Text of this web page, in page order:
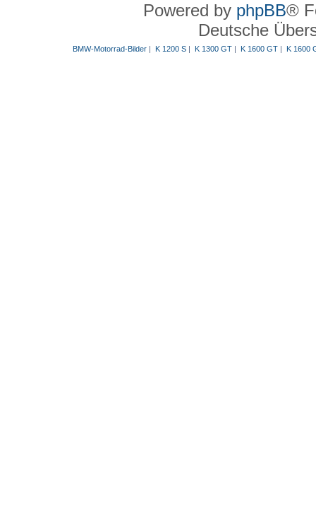
Powered by phpBB®
Deutsche
BMW-Motorrad-Bilder| K 1200 S| K 1300 GT| K 1600 GT| K 1600